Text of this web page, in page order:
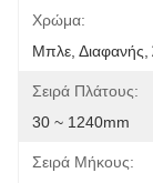
Χρώμα:
Μπλε,
Σειρά Πλάτους:
30 ~ 1240mm
Σειρά Μήκους: